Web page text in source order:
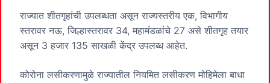
राज्यात शीतगृहांची उपलब्धता असून राज्यस्तरीय एक, विभागीय
स्तरावर नऊ, जिल्हास्तरावर 34, महामंडळांचे 27 असे शीतगृह तयार
असून 3 हजार 135 साखळी केंद्र उपलब्ध आहेत.
कोरोना लसीकरणामुळे राज्यातील नियमित लसीकरण मोहिमेला बाधा